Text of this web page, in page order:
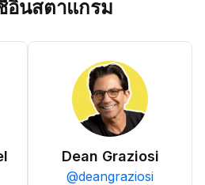
นสตาแกรม
Dean Graziosi
@deangraziosi